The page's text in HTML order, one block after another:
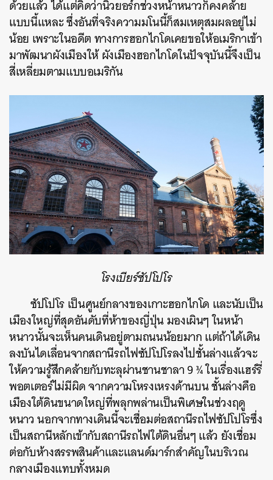
ด้วยแล้ว ได้แต่คิดว่านิวยอร์กช่วงหน้าหนาวก็คงคล้าย
แบบนี้แหละ ซึ่งอันที่จริงความมโนนี้ก็สมเหตุสมผลอยู่ไม่
น้อย เพราะในอดีต ทางการฮอกไกโดเคยขอให้อเมริกาเข้า
มาพัฒนาผังเมืองให้ ผังเมืองฮอกไกโดในปัจจุบันนี้จึงเป็น
สี่เหลี่ยมตามแบบอเมริกัน
โรงเบียร์ซัปโปโร
ซัปโปโร เป็นศูนย์กลางของเกาะฮอกไกโด และนับเป็น
เมืองใหญ่ที่สุดอันดับที่ห้าของญี่ปุ่น มองเผินๆ ในหน้า
หนาวนั้นจะเห็นคนเดินอยู่ตามถนนน้อยมาก แต่ถ้าได้เดิน
ลงบันไดเลื่อนจากสถานีรถไฟซัปโปโรลงไปชั้นล่างแล้วจะ
ให้ความรู้สึกคล้ายกับทะลุผ่านชานชาลา 9 ¾ ในเรื่องแฮร์รี่
พอตเตอร์ไม่มีผิด จากความโหรงเหรงด้านบน ชั้นล่างคือ
เมืองใต้ดินขนาดใหญ่ที่พลุกพล่านเป็นพิเศษในช่วงฤดู
หนาว นอกจากทางเดินนี้จะเชื่อมต่อสถานีรถไฟซัปโปโรซึ่ง
เป็นสถานีหลักเข้ากับสถานีรถไฟใต้ดินอื่นๆ แล้ว ยังเชื่อม
ต่อกับห้างสรรพสินค้าและแลนด์มาร์กสำคัญในบริเวณ
กลางเมืองแทบทั้งหมด